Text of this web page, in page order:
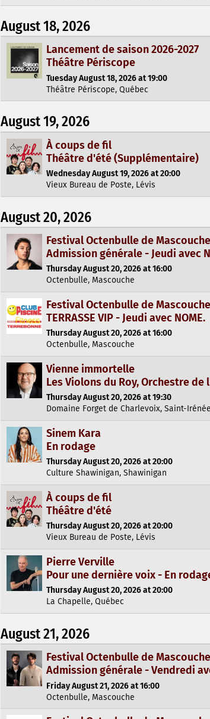
August 18, 2026
Lancement de saison 2026-2027
Théâtre Périscope
Tuesday August 18, 2026 at 19:00
Théâtre Périscope, Québec
August 19, 2026
À coups de fil
Théâtre d'été (Supplémentaire)
Wednesday August 19, 2026 at 20:00
Vieux Bureau de Poste, Lévis
August 20, 2026
Festival Octenbulle de Mascouche
Admission générale - Jeudi avec
Thursday August 20, 2026 at 16:00
Octenbulle, Mascouche
Festival Octenbulle de Mascouche
TERRASSE VIP - Jeudi avec NOME.
Thursday August 20, 2026 at 16:00
Octenbulle, Mascouche
Vienne immortelle
Les Violons du Roy, Orchestre
Thursday August 20, 2026 at 19:30
Domaine Forget de Charlevoix, Saint-Irénée
Sinem Kara
En rodage
Thursday August 20, 2026 at 20:00
Culture Shawinigan, Shawinigan
À coups de fil
Théâtre d'été
Thursday August 20, 2026 at 20:00
Vieux Bureau de Poste, Lévis
Pierre Verville
Pour une dernière voix - En
Thursday August 20, 2026 at 20:00
La Chapelle, Québec
August 21, 2026
Festival Octenbulle de Mascouche
Admission générale - Vendredi
Friday August 21, 2026 at 16:00
Octenbulle, Mascouche